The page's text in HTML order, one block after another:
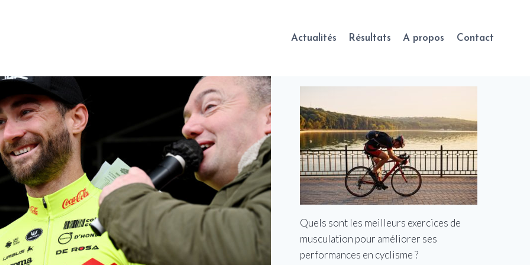
Actualités Résultats A propos Contact
Quels sont les meilleurs exercices de
musculation pour améliorer ses
performances en cyclisme ?